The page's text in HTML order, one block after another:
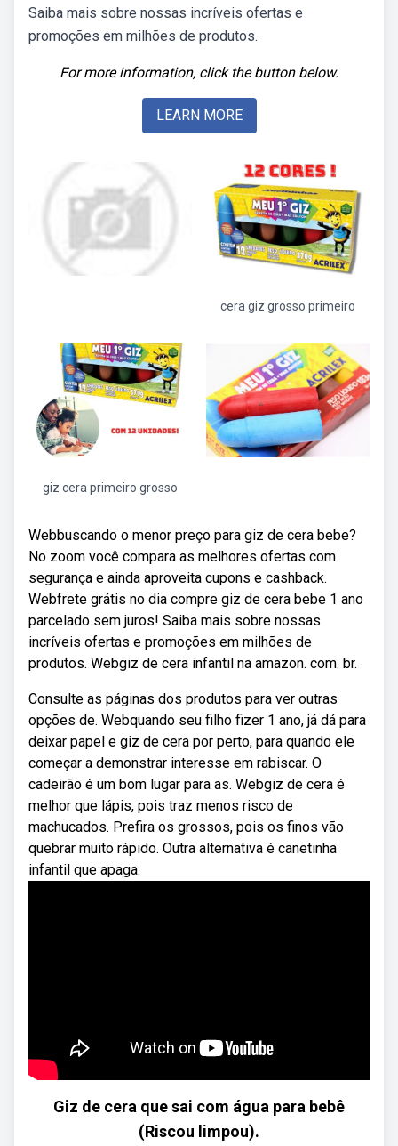
Saiba mais sobre nossas incríveis ofertas e
promoções em milhões de produtos.
For more information, click the button below.
LEARN MORE
cera giz grosso primeiro
giz cera primeiro grosso
Webbuscando o menor preço para giz de cera bebe?
No zoom você compara as melhores ofertas com
segurança e ainda aproveita cupons e cashback.
Webfrete grátis no dia compre giz de cera bebe 1 ano
parcelado sem juros! Saiba mais sobre nossas
incríveis ofertas e promoções em milhões de
produtos. Webgiz de cera infantil na amazon. com. br.
Consulte as páginas dos produtos para ver outras
opções de. Webquando seu filho fizer 1 ano, já dá para
deixar papel e giz de cera por perto, para quando ele
começar a demonstrar interesse em rabiscar. O
cadeirão é um bom lugar para as. Webgiz de cera é
melhor que lápis, pois traz menos risco de
machucados. Prefira os grossos, pois os finos vão
quebrar muito rápido. Outra alternativa é canetinha
infantil que apaga.
Giz de cera que sai com água para bebê
(Riscou limpou).